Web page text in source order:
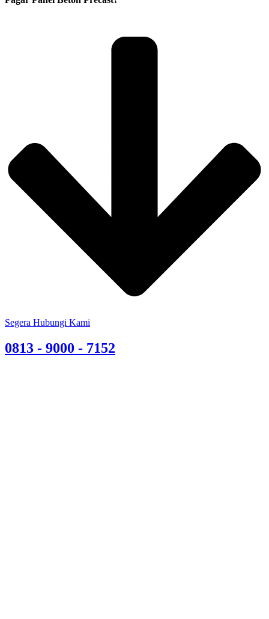
Segera Hubungi Kami
0813 - 9000 - 7152